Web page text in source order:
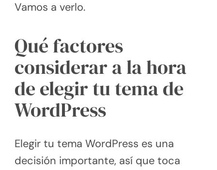
Vamos a verlo.
Qué factores
considerar a la hora
de elegir tu tema de
WordPress
Elegir tu tema WordPress es una
decisión importante, así que toca